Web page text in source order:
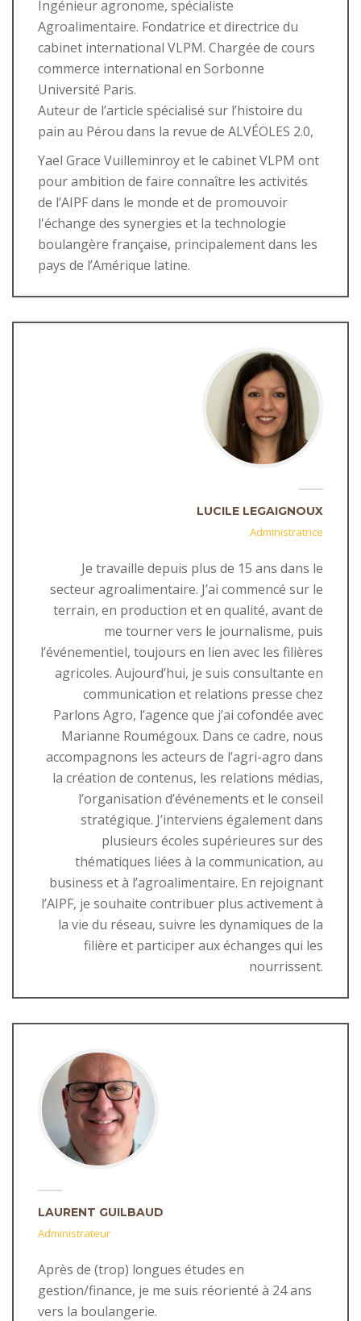
Ingénieur agronome, spécialiste
Agroalimentaire. Fondatrice et directrice du
cabinet international VLPM. Chargée de cours
commerce international en Sorbonne
Université Paris.
Auteur de l’article spécialisé sur l’histoire du
pain au Pérou dans la revue de ALVÉOLES 2.0,
Yael Grace Vuilleminroy et le cabinet VLPM ont
pour ambition de faire connaître les activités
de l’AIPF dans le monde et de promouvoir
l'échange des synergies et la technologie
boulangère française, principalement dans les
pays de l’Amérique latine.
LUCILE LEGAIGNOUX
Administratrice
Je travaille depuis plus de 15 ans dans le
secteur agroalimentaire. J’ai commencé sur le
terrain, en production et en qualité, avant de
me tourner vers le journalisme, puis
l’événementiel, toujours en lien avec les filières
agricoles. Aujourd’hui, je suis consultante en
communication et relations presse chez
Parlons Agro, l’agence que j’ai cofondée avec
Marianne Roumégoux. Dans ce cadre, nous
accompagnons les acteurs de l’agri-agro dans
la création de contenus, les relations médias,
l’organisation d’événements et le conseil
stratégique. J’interviens également dans
plusieurs écoles supérieures sur des
thématiques liées à la communication, au
business et à l’agroalimentaire. En rejoignant
l’AIPF, je souhaite contribuer plus activement à
la vie du réseau, suivre les dynamiques de la
filière et participer aux échanges qui les
nourrissent.
LAURENT GUILBAUD
Administrateur
Après de (trop) longues études en
gestion/finance, je me suis réorienté à 24 ans
vers la boulangerie.